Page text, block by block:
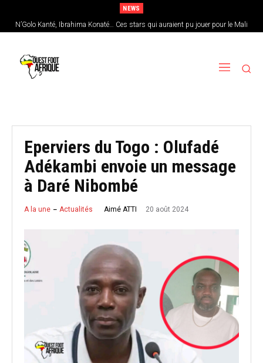
NEWS
N’Golo Kanté, Ibrahima Konaté… Ces stars qui auraient pu jouer pour le Mali
Sénégal : Patrick Vieira en pole position pour remplacer Pape Thiaw
Eperviers du Togo : Olufadé
Adékambi envoie un message
à Daré Nibombé
A la une Actualités Aimé ATTI 20 août 2024